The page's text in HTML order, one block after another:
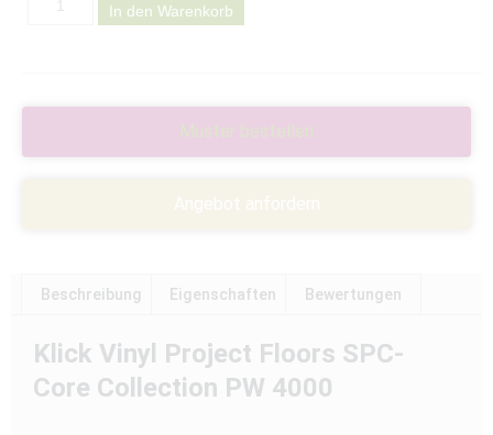
In den Warenkorb
Beschreibung Eigenschaften Bewertungen
Klick Vinyl Project Floors SPC-
Core Collection PW 4000